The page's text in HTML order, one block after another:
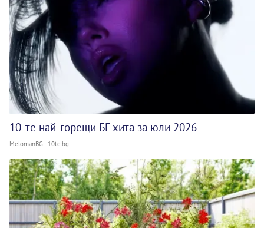
10-те най-горещи БГ хита за юли 2026
MelomanBG - 10te.bg